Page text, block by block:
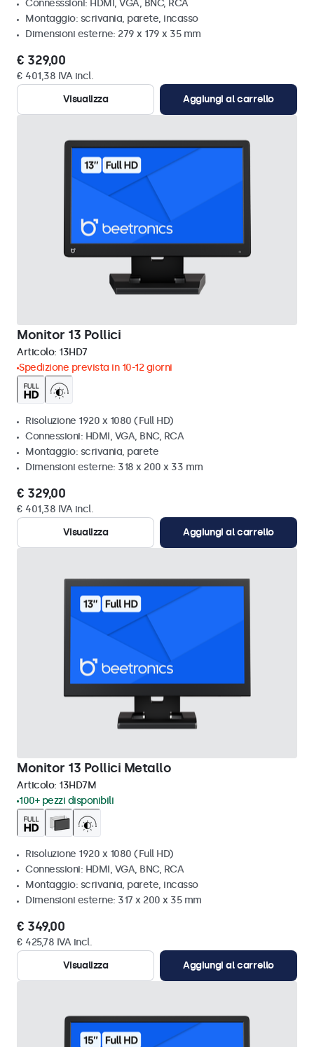
Connesssioni: HDMI, VGA, BNC, RCA
Montaggio: scrivania, parete, incasso
Dimensioni esterne: 279 x 179 x 35 mm
€ 329,00
€ 401,38 IVA incl.
Visualizza
Aggiungi al carrello
Monitor 13 Pollici
Articolo: 13HD7
Spedizione prevista in 10-12 giorni
Risoluzione 1920 x 1080 (Full HD)
Connessioni: HDMI, VGA, BNC, RCA
Montaggio: scrivania, parete
Dimensioni esterne: 318 x 200 x 33 mm
€ 329,00
€ 401,38 IVA incl.
Visualizza
Aggiungi al carrello
Monitor 13 Pollici Metallo
Articolo: 13HD7M
100+ pezzi disponibili
Risoluzione 1920 x 1080 (Full HD)
Connessioni: HDMI, VGA, BNC, RCA
Montaggio: scrivania, parete, incasso
Dimensioni esterne: 317 x 200 x 35 mm
€ 349,00
€ 425,78 IVA incl.
Visualizza
Aggiungi al carrello